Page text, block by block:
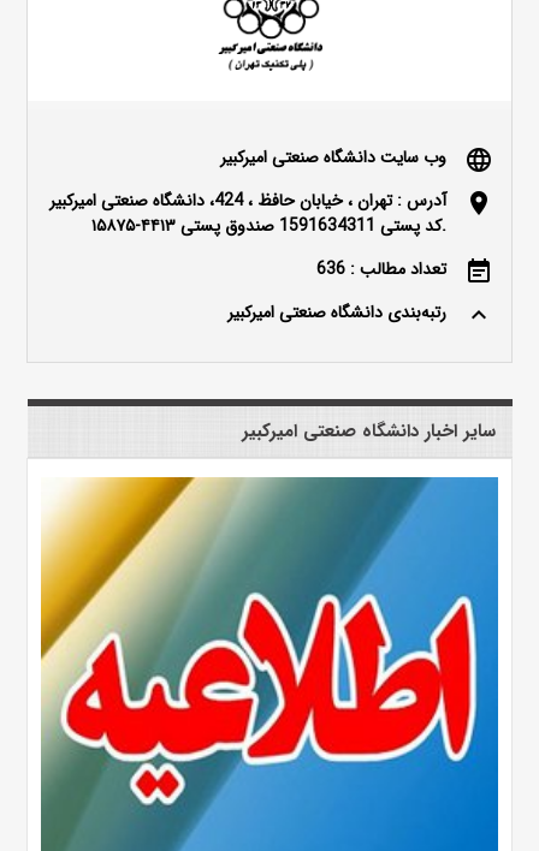
language وب سایت دانشگاه صنعتی امیرکبیر
location_on
آدرس : تهران ، خيابان حافظ ، 424، دانشگاه صنعتی اميرکبير
.کد پستی 1591634311 صندوق پستی ۴۴۱۳-۱۵۸۷۵
event_note تعداد مطالب : 636
keyboard_arrow_up رتبه‌بندی دانشگاه صنعتی امیرکبیر
سایر اخبار دانشگاه صنعتی امیرکبیر